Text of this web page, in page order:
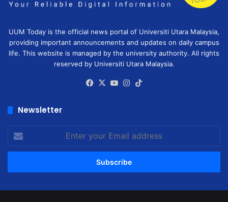
UUM Today is the official news portal of Universiti Utara Malaysia,
providing important announcements and updates on daily campus
life. This website is managed by the university authority. All rights
reserved by Universiti Utara Malaysia.
Facebook
X YouTubeInstagram
Newsletter
your
Email